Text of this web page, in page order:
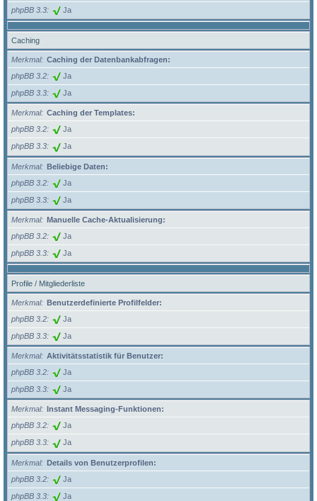
phpBB 3.3 Ja
Caching
Merkmal
Caching der Datenbankabfragen:
phpBB 3.2
Ja
phpBB 3.3 Ja
Merkmal
Caching der Templates:
phpBB 3.2
Ja
phpBB 3.3 Ja
Merkmal
Beliebige Daten:
phpBB 3.2
Ja
phpBB 3.3 Ja
Merkmal
Manuelle Cache-Aktualisierung:
phpBB 3.2
Ja
phpBB 3.3 Ja
Profile / Mitgliederliste
Merkmal
Benutzerdefinierte Profilfelder:
phpBB 3.2
Ja
phpBB 3.3 Ja
Merkmal
Aktivitätsstatistik für Benutzer:
phpBB 3.2
Ja
phpBB 3.3 Ja
Merkmal
Instant Messaging-Funktionen:
phpBB 3.2
Ja
phpBB 3.3 Ja
Merkmal
Details von Benutzerprofilen:
phpBB 3.2
Ja
phpBB 3.3 Ja